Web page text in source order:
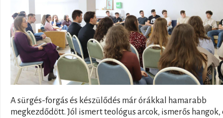
A sürgés-forgás és készülődés már órákkal hamarabb
megkezdődött. Jól ismert teológus arcok, ismerős hangok,